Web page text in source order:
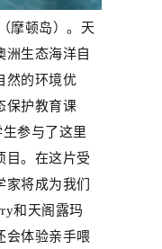
（摩顿岛）。天
洲生态海洋自
然的环境优
保护教育课
生参与了这里
目。在这片受
家将成为我们
和天阁露玛
会体验亲手喂